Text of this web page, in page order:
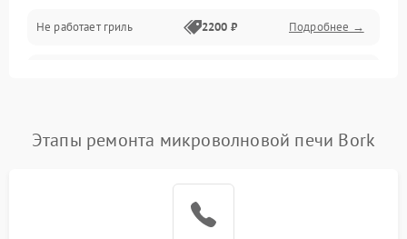
Не работает гриль 2200 ₽ Подробнее →
Появление запаха гари Подробнее →
2200 ₽
Этапы ремонта микроволновой печи Bork